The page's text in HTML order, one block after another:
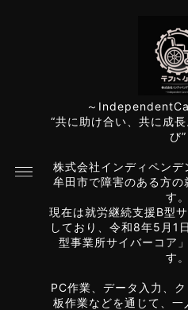
～
“共に助け合い、共に成
び”
株式会社インディペン
牟田市で障害のある方の
す。
現在は就労継続支援B型
しており、令和8年5月1
型事業所サイバーコア
す。
PC作業、データ入力、
板作業などを通じて、